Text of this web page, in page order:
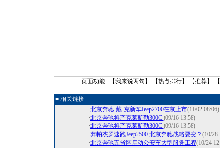
页面功能 【我来说两句 】 【热点排行】 【推荐】
■ 相关链接
·北京奔驰-戴·克新车Jeep2700在京上市(11/02 08:06)
·北京奔驰将产克莱斯勒300C (09/16 13:58)
·北京奔驰将产克莱斯勒300C (09/16 13:58)
·弃帕杰罗速跑Jeep2500 北京奔驰战略要变？ (10/28
·北京奔驰五省区启动公安车大型服务工程(10/24